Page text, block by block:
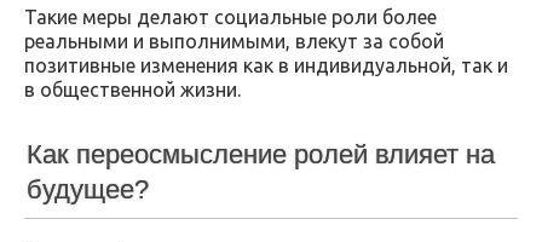
Такие меры делают социальные роли более
реальными и выполнимыми, влекут за собой
позитивные изменения как в индивидуальной, так и
в общественной жизни.
Как переосмысление ролей влияет на
будущее?